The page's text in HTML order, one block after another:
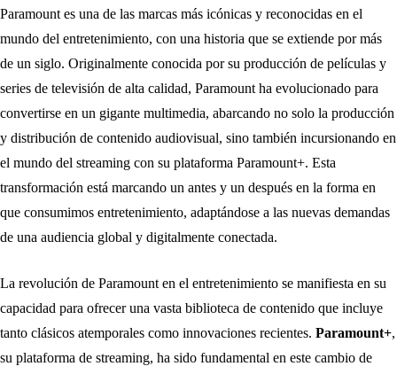
Paramount es una de las marcas más icónicas y reconocidas en el
mundo del entretenimiento, con una historia que se extiende por más
de un siglo. Originalmente conocida por su producción de películas y
series de televisión de alta calidad, Paramount ha evolucionado para
convertirse en un gigante multimedia, abarcando no solo la producción
y distribución de contenido audiovisual, sino también incursionando en
el mundo del streaming con su plataforma Paramount+. Esta
transformación está marcando un antes y un después en la forma en
que consumimos entretenimiento, adaptándose a las nuevas demandas
de una audiencia global y digitalmente conectada.
La revolución de Paramount en el entretenimiento se manifiesta en su
capacidad para ofrecer una vasta biblioteca de contenido que incluye
tanto clásicos atemporales como innovaciones recientes. Paramount+,
su plataforma de streaming, ha sido fundamental en este cambio de